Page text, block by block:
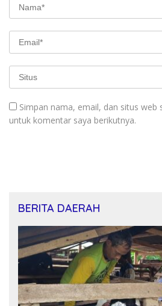
Simpan nama, email, dan situs web
untuk komentar saya berikutnya.
BERITA DAERAH